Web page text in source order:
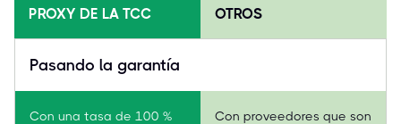
PROXY DE LA TCC OTROS
Pasando la garantía
Con una tasa de 100 %
Con proveedores que son